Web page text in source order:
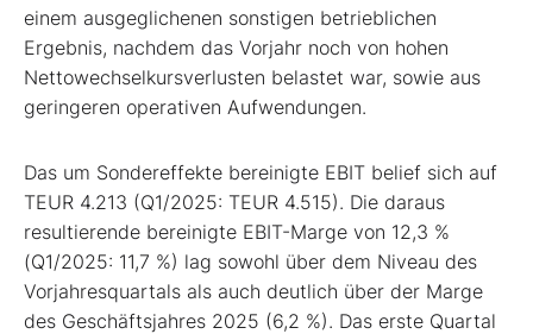
einem ausgeglichenen sonstigen betrieblichen
Ergebnis, nachdem das Vorjahr noch von hohen
Nettowechselkursverlusten belastet war, sowie aus
geringeren operativen Aufwendungen.
Das um Sondereffekte bereinigte EBIT belief sich auf
TEUR 4.213 (Q1/2025: TEUR 4.515). Die daraus
resultierende bereinigte EBIT-Marge von 12,3 %
(Q1/2025: 11,7 %) lag sowohl über dem Niveau des
Vorjahresquartals als auch deutlich über der Marge
des Geschäftsjahres 2025 (6,2 %). Das erste Quartal